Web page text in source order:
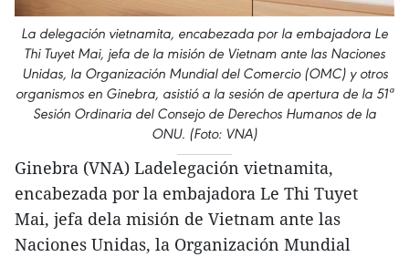
La delegación vietnamita, encabezada por la embajadora Le
Thi Tuyet Mai, jefa de la misión de Vietnam ante las Naciones
Unidas, la Organización Mundial del Comercio (OMC) y otros
organismos en Ginebra, asistió a la sesión de apertura de la 51ª
Sesión Ordinaria del Consejo de Derechos Humanos de la
ONU. (Foto: VNA)
Ginebra (VNA) Ladelegación vietnamita,
encabezada por la embajadora Le Thi Tuyet
Mai, jefa dela misión de Vietnam ante las
Naciones Unidas, la Organización Mundial